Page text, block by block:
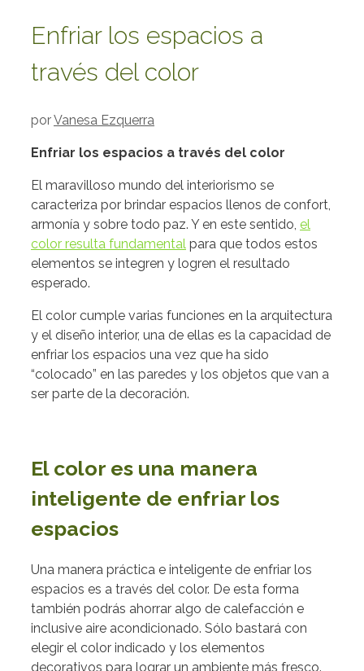
Enfriar los espacios a
través del color
porVanesa Ezquerra
Enfriar los espacios a través del color
El maravilloso mundo del interiorismo se
caracteriza por brindar espacios llenos de confort,
armonía y sobre todo paz. Y en este sentido, el
color resulta fundamental para que todos estos
elementos se integren y logren el resultado
esperado.
El color cumple varias funciones en la arquitectura
y el diseño interior, una de ellas es la capacidad de
enfriar los espacios una vez que ha sido
“colocado” en las paredes y los objetos que van a
ser parte de la decoración.
El color es una manera
inteligente de enfriar los
espacios
Una manera práctica e inteligente de enfriar los
espacios es a través del color. De esta forma
también podrás ahorrar algo de calefacción e
inclusive aire acondicionado. Sólo bastará con
elegir el color indicado y los elementos
decorativos para lograr un ambiente más fresco.